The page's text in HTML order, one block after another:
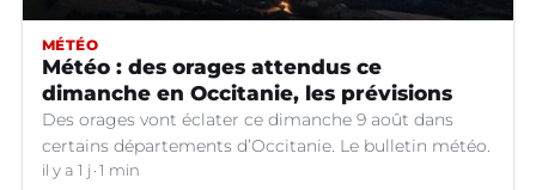
MÉTÉO
Météo : des orages attendus ce
dimanche en Occitanie, les prévisions
Des orages vont éclater ce dimanche 9 août dans
certains départements d’Occitanie. Le bulletin météo.
il y a 1 j 1 min